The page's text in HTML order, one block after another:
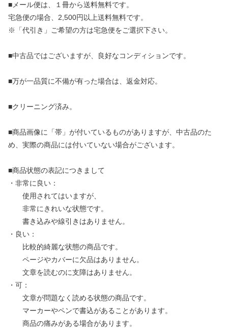
■メール便は、１冊から送料無料です。
宅急便の場合、2,500円以上送料無料です。
※「代引き」ご希望の方は宅急便をご選択下さい。
■中古品ではございますが、良好なコンディションです。
■万が一品質に不備が有った場合は、返金対応。
■クリーニング済み。
■商品画像に「帯」が付いているものがありますが、中古品のた
め、実際の商品には付いていない場合がございます。
■商品状態の表記につきまして
・非常に良い：
使用されてはいますが、
非常にきれいな状態です。
書き込みや線引きはありません。
・良い：
比較的綺麗な状態の商品です。
ページやカバーに欠品はありません。
文章を読むのに支障はありません。
・可：
文章が問題なく読める状態の商品です。
マーカーやペンで書込があることがあります。
商品の痛みがある場合があります。